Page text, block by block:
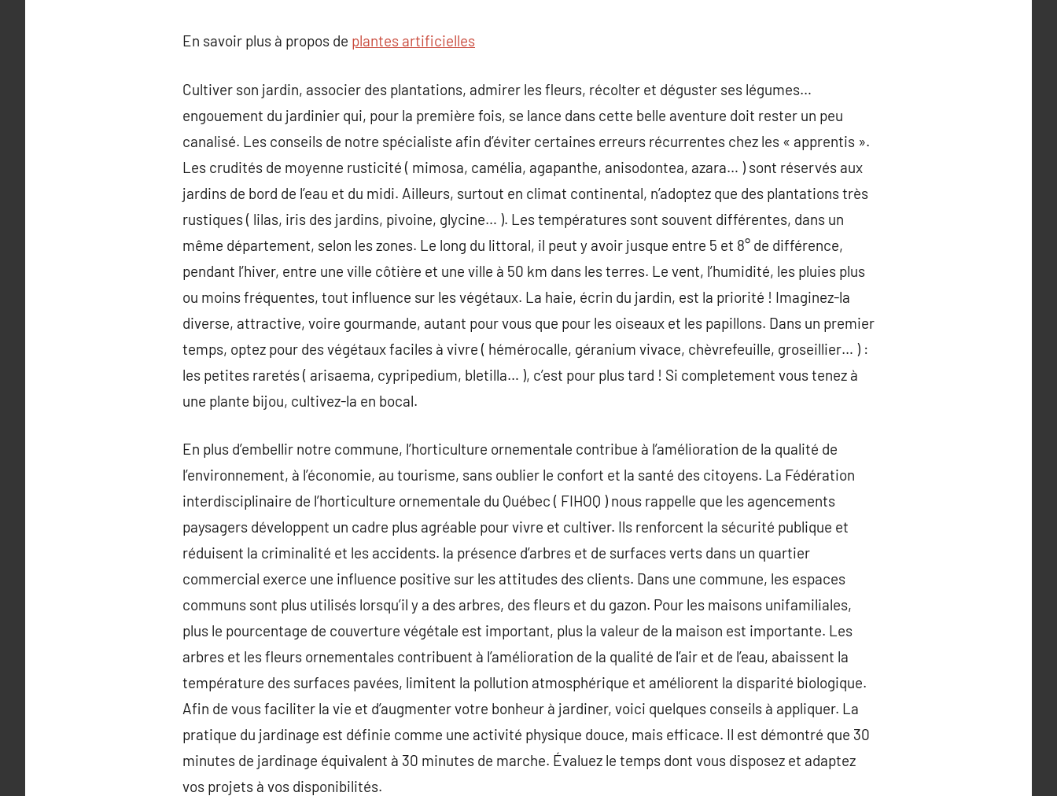
En savoir plus à propos de plantes artificielles
Cultiver son jardin, associer des plantations, admirer les fleurs, récolter et déguster ses légumes…
engouement du jardinier qui, pour la première fois, se lance dans cette belle aventure doit rester un peu
canalisé. Les conseils de notre spécialiste afin d’éviter certaines erreurs récurrentes chez les « apprentis ».
Les crudités de moyenne rusticité ( mimosa, camélia, agapanthe, anisodontea, azara… ) sont réservés aux
jardins de bord de l’eau et du midi. Ailleurs, surtout en climat continental, n’adoptez que des plantations très
rustiques ( lilas, iris des jardins, pivoine, glycine… ). Les températures sont souvent différentes, dans un
même département, selon les zones. Le long du littoral, il peut y avoir jusque entre 5 et 8° de différence,
pendant l’hiver, entre une ville côtière et une ville à 50 km dans les terres. Le vent, l’humidité, les pluies plus
ou moins fréquentes, tout influence sur les végétaux. La haie, écrin du jardin, est la priorité ! Imaginez-la
diverse, attractive, voire gourmande, autant pour vous que pour les oiseaux et les papillons. Dans un premier
temps, optez pour des végétaux faciles à vivre ( hémérocalle, géranium vivace, chèvrefeuille, groseillier… ) :
les petites raretés ( arisaema, cypripedium, bletilla… ), c’est pour plus tard ! Si completement vous tenez à
une plante bijou, cultivez-la en bocal.
En plus d’embellir notre commune, l’horticulture ornementale contribue à l’amélioration de la qualité de
l’environnement, à l’économie, au tourisme, sans oublier le confort et la santé des citoyens. La Fédération
interdisciplinaire de l’horticulture ornementale du Québec ( FIHOQ ) nous rappelle que les agencements
paysagers développent un cadre plus agréable pour vivre et cultiver. Ils renforcent la sécurité publique et
réduisent la criminalité et les accidents. la présence d’arbres et de surfaces verts dans un quartier
commercial exerce une influence positive sur les attitudes des clients. Dans une commune, les espaces
communs sont plus utilisés lorsqu’il y a des arbres, des fleurs et du gazon. Pour les maisons unifamiliales,
plus le pourcentage de couverture végétale est important, plus la valeur de la maison est importante. Les
arbres et les fleurs ornementales contribuent à l’amélioration de la qualité de l’air et de l’eau, abaissent la
température des surfaces pavées, limitent la pollution atmosphérique et améliorent la disparité biologique.
Afin de vous faciliter la vie et d’augmenter votre bonheur à jardiner, voici quelques conseils à appliquer. La
pratique du jardinage est définie comme une activité physique douce, mais efficace. Il est démontré que 30
minutes de jardinage équivalent à 30 minutes de marche. Évaluez le temps dont vous disposez et adaptez
vos projets à vos disponibilités.